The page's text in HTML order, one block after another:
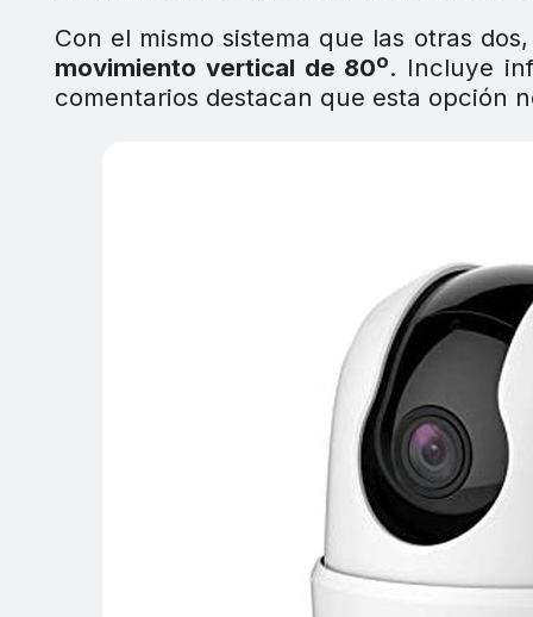
Con el mismo sistema que las otras
movimiento vertical de 80º. Incluye
comentarios destacan que esta opción